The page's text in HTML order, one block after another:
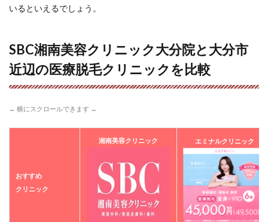
医師
7.3
🕶ス
ピー
な照
（最
回予
約と
いるといえるでしょう。
SBC湘南美容クリニック大分院と大分市
近辺の医療脱毛クリニックを比較
← 横にスクロールできます →
おすすめ
クリニック
湘南美容クリニック エミナルクリニック